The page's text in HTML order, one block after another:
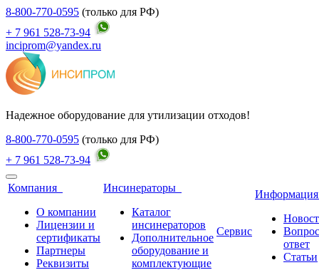
8-800-770-0595 (только для РФ)
+ 7 961 528-73-94
inciprom@yandex.ru
Надежное оборудование для утилизации отходов!
8-800-770-0595 (только для РФ)
+ 7 961 528-73-94
Компания
О компании
Лицензии и
сертификаты
Партнеры
Реквизиты
Инсинераторы
Каталог
инсинераторов
Дополнительное
оборудование и
комплектующие
Сервис
Вопрос
ответ
Статьи